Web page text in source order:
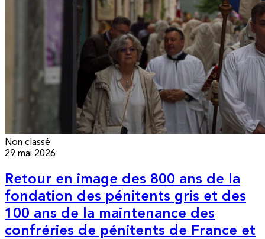
Non classé
29 mai 2026
Retour en image des 800 ans de la
fondation des pénitents gris et des
100 ans de la maintenance des
confréries de pénitents de France et